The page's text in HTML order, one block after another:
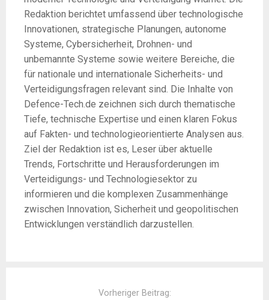
Redaktion berichtet umfassend über technologische
Innovationen, strategische Planungen, autonome
Systeme, Cybersicherheit, Drohnen- und
unbemannte Systeme sowie weitere Bereiche, die
für nationale und internationale Sicherheits- und
Verteidigungsfragen relevant sind. Die Inhalte von
Defence-Tech.de zeichnen sich durch thematische
Tiefe, technische Expertise und einen klaren Fokus
auf Fakten- und technologieorientierte Analysen aus.
Ziel der Redaktion ist es, Leser über aktuelle
Trends, Fortschritte und Herausforderungen im
Verteidigungs- und Technologiesektor zu
informieren und die komplexen Zusammenhänge
zwischen Innovation, Sicherheit und geopolitischen
Entwicklungen verständlich darzustellen.
Vorheriger Beitrag: